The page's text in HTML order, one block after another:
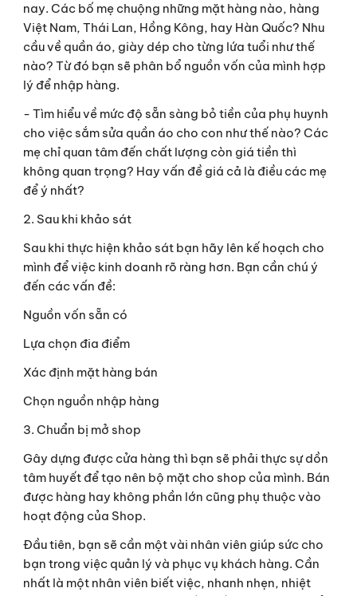
nay. Các bố mẹ chuộng những mặt hàng nào, hàng
Việt Nam, Thái Lan, Hồng Kông, hay Hàn Quốc? Nhu
cầu về quần áo, giày dép cho từng lứa tuổi như thế
nào? Từ đó bạn sẽ phân bổ nguồn vốn của mình hợp
lý để nhập hàng.
- Tìm hiểu về mức độ sẵn sàng bỏ tiền của phụ huynh
cho việc sắm sửa quần áo cho con như thế nào? Các
mẹ chỉ quan tâm đến chất lượng còn giá tiền thì
không quan trọng? Hay vấn đề giá cả là điều các mẹ
để ý nhất?
2. Sau khi khảo sát
Sau khi thực hiện khảo sát bạn hãy lên kế hoạch cho
mình để việc kinh doanh rõ ràng hơn. Bạn cần chú ý
đến các vấn đề:
Nguồn vốn sẵn có
Lựa chọn đia điểm
Xác định mặt hàng bán
Chọn nguồn nhập hàng
3. Chuẩn bị mở shop
Gây dựng được cửa hàng thì bạn sẽ phải thực sự dồn
tâm huyết để tạo nên bộ mặt cho shop của mình. Bán
được hàng hay không phần lớn cũng phụ thuộc vào
hoạt động của Shop.
Đầu tiên, bạn sẽ cần một vài nhân viên giúp sức cho
bạn trong việc quản lý và phục vụ khách hàng. Cần
nhất là một nhân viên biết việc, nhanh nhẹn, nhiệt